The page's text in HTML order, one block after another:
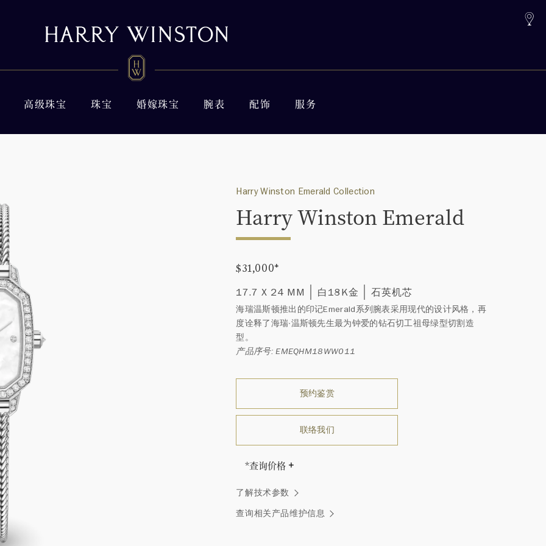
高级珠宝 珠宝 婚嫁珠宝 腕表 配饰 服务
Harry Winston Emerald Collection
Harry Winston Emerald
$31,000*
17.7 X 24 MM 白18K金 石英机芯
海瑞温斯顿推出的印记Emerald系列腕表采用现代的设计风格，再
度诠释了海瑞∙温斯顿先生最为钟爱的钻石切工祖母绿型切割造
型。
产品序号: EMEQHM18WW011
预约鉴赏
联络我们
*查询价格
海瑞∙温斯顿先生曾经说过：“世间没有两颗相同的钻石。” 海瑞温斯
顿的每一件高级珠宝作品也是如此：每个宝石皆与众不同而采用独
特镶嵌方式，重量和宝石的等级亦不尽相同。如有疑问，敬请咨询
了解技术参数
查询相关产品维护信息